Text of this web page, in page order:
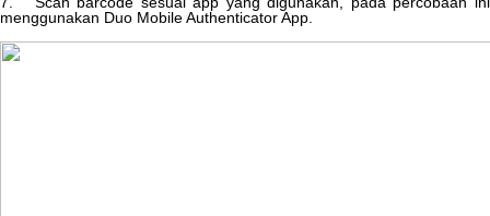
menggunakan Duo MobileAuthenticatorApp.